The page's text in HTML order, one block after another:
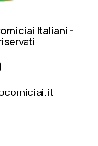
Italiani -